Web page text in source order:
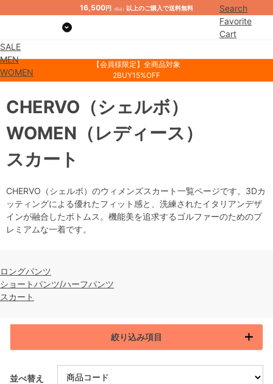
16,500円 （税込） 以上のご購入で送料無料
Search
Favorite
Cart
SALE
MEN
WOMEN
【会員様限定】全商品対象
2BUY15%OFF
スカート
CHERVO （シェルボ）
WOMEN （レディース）
CHERVO（シェルボ）のウィメンズスカート一覧ページです。3Dカ
ッティングによる優れたフィット感と、洗練されたイタリアンデザ
インが融合したボトムス。機能美を追求するゴルファーのためのプ
レミアムな一着です。
ロングパンツ
ショートパンツ/ハーフパンツ
スカート
絞り込み項目
並べ替え